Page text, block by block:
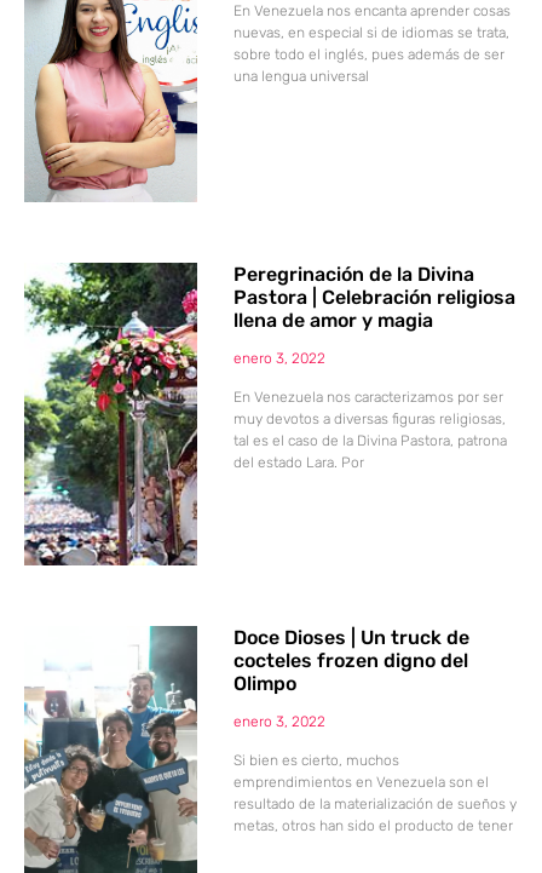
En Venezuela nos encanta aprender cosas
nuevas, en especial si de idiomas se trata,
sobre todo el inglés, pues además de ser
una lengua universal
Peregrinación de la Divina
Pastora | Celebración religiosa
llena de amor y magia
enero 3, 2022
En Venezuela nos caracterizamos por ser
muy devotos a diversas figuras religiosas,
tal es el caso de la Divina Pastora, patrona
del estado Lara. Por
Doce Dioses | Un truck de
cocteles frozen digno del
Olimpo
enero 3, 2022
Si bien es cierto, muchos
emprendimientos en Venezuela son el
resultado de la materialización de sueños y
metas, otros han sido el producto de tener